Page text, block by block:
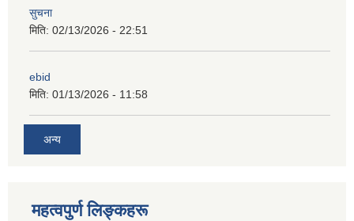
सुचना
मिति: 02/13/2026 - 22:51
ebid
मिति: 01/13/2026 - 11:58
अन्य
महत्वपुर्ण लिङ्कहरू